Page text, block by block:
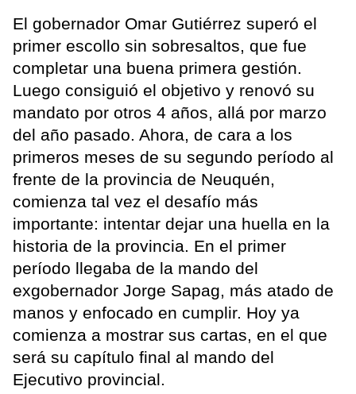
El gobernador Omar Gutiérrez superó el
primer escollo sin sobresaltos, que fue
completar una buena primera gestión.
Luego consiguió el objetivo y renovó su
mandato por otros 4 años, allá por marzo
del año pasado. Ahora, de cara a los
primeros meses de su segundo período al
frente de la provincia de Neuquén,
comienza tal vez el desafío más
importante: intentar dejar una huella en la
historia de la provincia. En el primer
período llegaba de la mando del
exgobernador Jorge Sapag, más atado de
manos y enfocado en cumplir. Hoy ya
comienza a mostrar sus cartas, en el que
será su capítulo final al mando del
Ejecutivo provincial.